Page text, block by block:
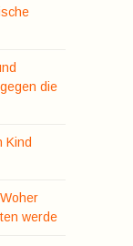
die
Kind
werde